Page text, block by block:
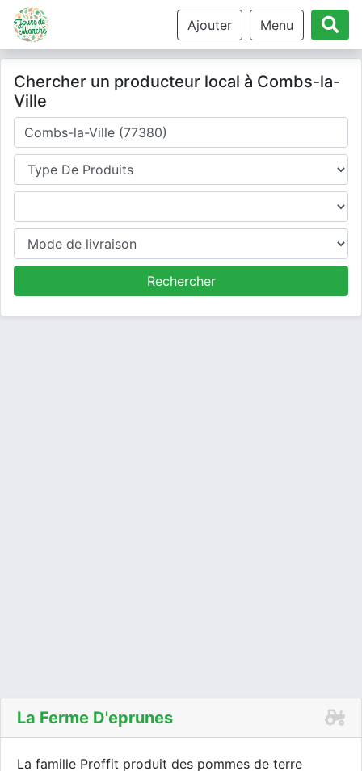
Ajouter Menu
Chercher un producteur local à Combs-la-
Ville
Où cherchez-vous un producteur ?
Type de produits
Produits
Mode de livraison
Rechercher
La Ferme D'eprunes
La famille Proffit produit des pommes de terre